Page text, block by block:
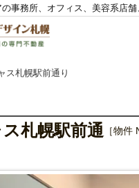
事務所、オフィス、美容系店
会
I
C
G
N
ス札幌駅前通り
札幌駅前通 ［物件